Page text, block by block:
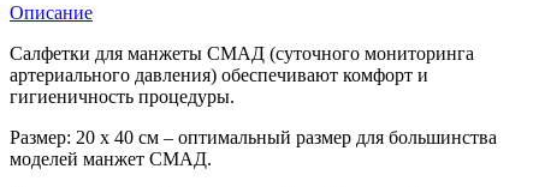
Описание
Салфетки для манжеты СМАД (суточного мониторинга
артериального давления) обеспечивают комфорт и
гигиеничность процедуры.
Размер: 20 x 40 см – оптимальный размер для большинства
моделей манжет СМАД.